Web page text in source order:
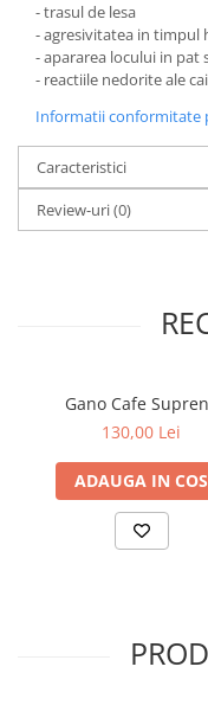
- trasul de lesa
- agresivitatea in timpul
- apararea locului in pat
- reactiile nedorite ale
Informatii conformitate
Caracteristici
Review-uri(0)
Gano Cafe
130,00 Lei
ADAUGA IN COS